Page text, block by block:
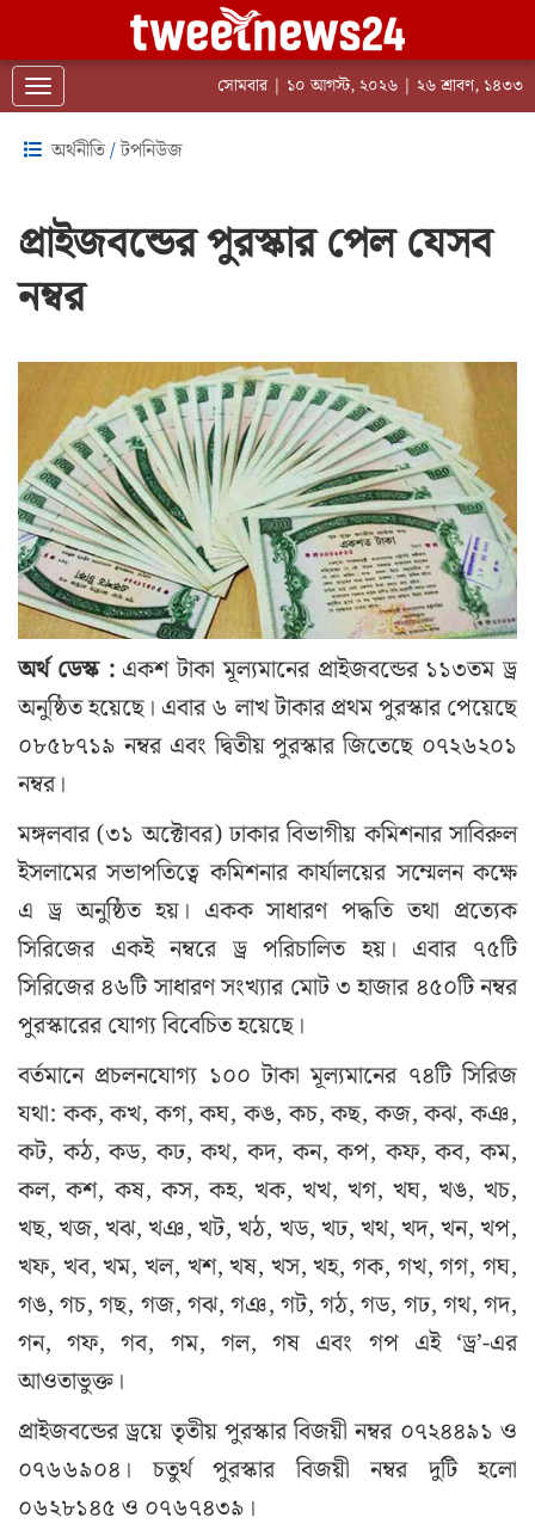
Toggle navigation সোমবার | ১০ আগস্ট, ২০২৬ | ২৬ শ্রাবণ, ১৪৩৩
অর্থনীতি/টপনিউজ
প্রাইজবন্ডের পুরস্কার পেল যেসব
নম্বর
অর্থ ডেস্ক :একশ টাকা মূল্যমানের প্রাইজবন্ডের ১১৩তম ড্র
অনুষ্ঠিত হয়েছে। এবার ৬ লাখ টাকার প্রথম পুরস্কার পেয়েছে
০৮৫৮৭১৯ নম্বর এবং দ্বিতীয় পুরস্কার জিতেছে ০৭২৬২০১
নম্বর।
মঙ্গলবার (৩১ অক্টোবর) ঢাকার বিভাগীয় কমিশনার সাবিরুল
ইসলামের সভাপতিত্বে কমিশনার কার্যালয়ের সম্মেলন কক্ষে
এ ড্র অনুষ্ঠিত হয়। একক সাধারণ পদ্ধতি তথা প্রত্যেক
সিরিজের একই নম্বরে ড্র পরিচালিত হয়। এবার ৭৫টি
সিরিজের ৪৬টি সাধারণ সংখ্যার মোট ৩ হাজার ৪৫০টি নম্বর
পুরস্কারের যোগ্য বিবেচিত হয়েছে।
বর্তমানে প্রচলনযোগ্য ১০০ টাকা মূল্যমানের ৭৪টি সিরিজ
যথা: কক, কখ, কগ, কঘ, কঙ, কচ, কছ, কজ, কঝ, কঞ,
কট, কঠ, কড, কঢ, কথ, কদ, কন, কপ, কফ, কব, কম,
কল, কশ, কষ, কস, কহ, খক, খখ, খগ, খঘ, খঙ, খচ,
খছ, খজ, খঝ, খঞ, খট, খঠ, খড, খঢ, খথ, খদ, খন, খপ,
খফ, খব, খম, খল, খশ, খষ, খস, খহ, গক, গখ, গগ, গঘ,
গঙ, গচ, গছ, গজ, গঝ, গঞ, গট, গঠ, গড, গঢ, গথ, গদ,
গন, গফ, গব, গম, গল, গষ এবং গপ এই ‘ড্র’-এর
আওতাভুক্ত।
প্রাইজবন্ডের ড্রয়ে তৃতীয় পুরস্কার বিজয়ী নম্বর ০৭২৪৪৯১ ও
০৭৬৬৯০৪। চতুর্থ পুরস্কার বিজয়ী নম্বর দুটি হলো
০৬২৮১৪৫ ও ০৭৬৭৪৩৯।